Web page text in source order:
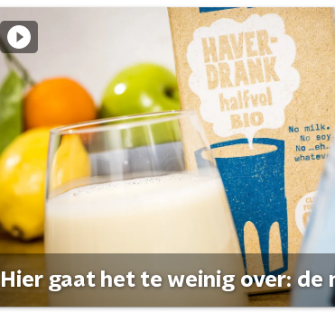
Hier gaat het te weinig over: